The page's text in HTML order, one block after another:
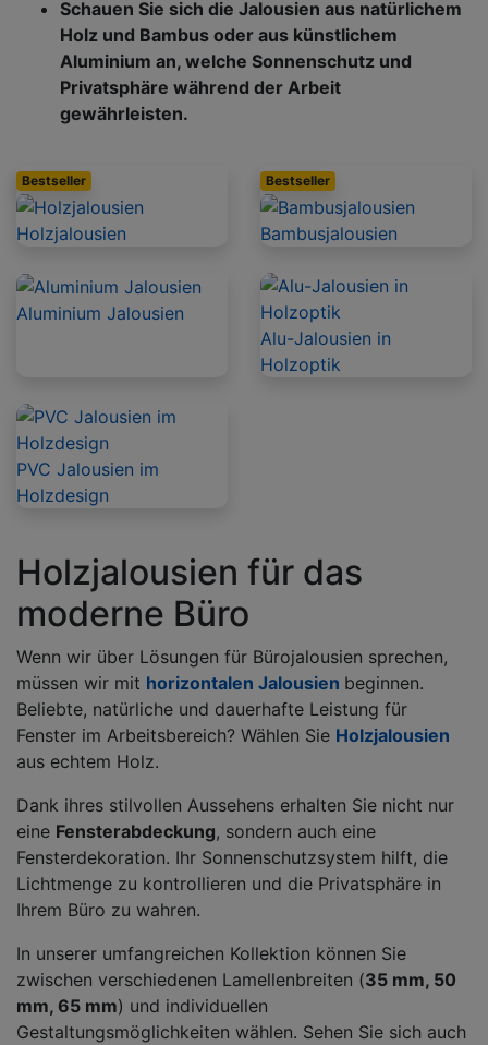
Schauen Sie sich die Jalousien aus natürlichem
Holz und Bambus oder aus künstlichem
Aluminium an, welche Sonnenschutz und
Privatsphäre während der Arbeit
gewährleisten.
Bestseller
Holzjalousien
Bestseller
Bambusjalousien
Aluminium Jalousien
Alu-Jalousien in
Holzoptik
PVC Jalousien im
Holzdesign
Holzjalousien für das
moderne Büro
Wenn wir über Lösungen für Bürojalousien sprechen,
müssen wir mit horizontalen Jalousien beginnen.
Beliebte, natürliche und dauerhafte Leistung für
Fenster im Arbeitsbereich? Wählen Sie Holzjalousien
aus echtem Holz.
Dank ihres stilvollen Aussehens erhalten Sie nicht nur
eine Fensterabdeckung, sondern auch eine
Fensterdekoration. Ihr Sonnenschutzsystem hilft, die
Lichtmenge zu kontrollieren und die Privatsphäre in
Ihrem Büro zu wahren.
In unserer umfangreichen Kollektion können Sie
zwischen verschiedenen Lamellenbreiten (35 mm, 50
mm, 65 mm) und individuellen
Gestaltungsmöglichkeiten wählen. Sehen Sie sich auch